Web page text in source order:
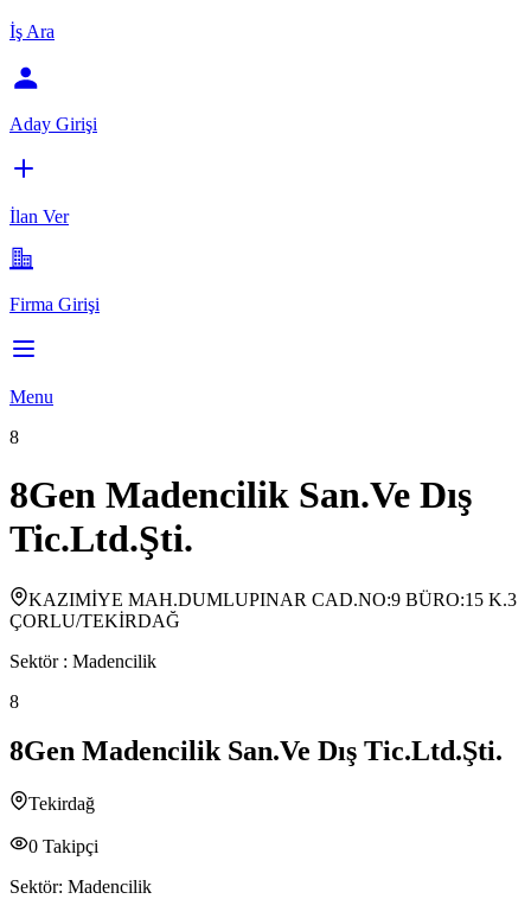
İş Ara
Aday Girişi
İlan Ver
Firma Girişi
Menu
8
8Gen Madencilik San.Ve Dış
Tic.Ltd.Şti.
KAZIMİYE MAH.DUMLUPINAR CAD.NO:9 BÜRO:15 K.3
ÇORLU/TEKİRDAĞ
Sektör : Madencilik
8
8Gen Madencilik San.Ve Dış Tic.Ltd.Şti.
Tekirdağ
0 Takipçi
Sektör: Madencilik